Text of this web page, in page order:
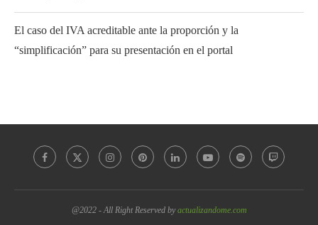
El caso del IVA acreditable ante la proporción y la
“simplificación” para su presentación en el portal
@2022 - All Right Reserved byactualizandome.com